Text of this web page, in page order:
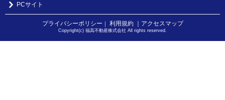
PCサイト
プライバシーポリシー ｜ 利用規約 ｜アクセスマップ
Copyright(c) 福高不動産株式会社 All rights reserved.